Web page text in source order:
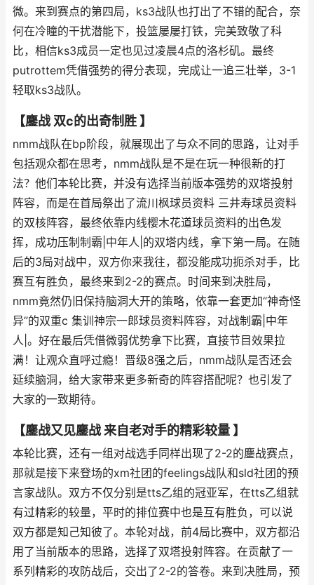
微。来到赛点的第四局，ks3战队也打出了不错的配合，奈
何在冷瞳的干扰潜能下，投篮屡屡打铁，完美致敬了科
比，相信ks3成员一定也见过凌晨4点的洛杉矶。最终
putrottem凭借强势的得分表现，完成让一追三壮举，3-1
轻取ks3战队。
【鏖战 双c的出奇制胜 】
nmm战队在bp阶段，就展现出了与众不同的思路，让对手
包括观众都在思考，nmm战队是不是在玩一种很新的打
法？他们本轮比赛，并没有选择当前版本强势的双塔投射
阵容，而是在首局祭出了流川枫球员资料 三井寿球员资料
的双核阵容，最终依靠内线樱木花道球员资料的出色发
挥，成功压制制霸|中年人|的双塔内线，拿下第一局。在随
后的3局对战中，双方你来我往，都没能成功扼杀对手，比
赛互有胜负，最终来到2-2的赛点。时间来到决胜局，
nmm竟然仍旧保持脑洞大开的策略，依靠一套更加“神奇怪
异”的双重c 集训神宗一郎球员资料阵容，对战制霸|中年
人|。好在最后凭借微弱优势拿下比赛，直接节目效果拉
满！让观众直呼过瘾！晋级8强之后，nmm战队是否还会
延续脑洞，给大家带来更多新奇的阵容搭配呢？也引发了
大家的一致期待。
【鏖战又见鏖战 来自老对手的精彩较量 】
本轮比赛，还有一组对战选手同样出现了2-2的鏖战赛点，
那就是接下来登场的xm社团的feelings战队和sld社团的预
言家战队。双方不仅分别是tts乙组的冠亚军，在tts乙组就
有过精彩的较量，平时的排位赛中也是互有胜负，可以说
双方都是知己知彼了。本轮对战，前4局比赛中，双方都沿
用了当前版本的思路，选择了双塔投射阵容。在贡献了一
系列精彩的攻防战后，交出了2-2的答卷。来到决胜局，预